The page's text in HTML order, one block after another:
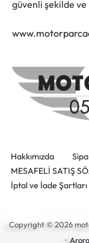
güvenli şekilde ve
Hakkımızda
MESAFELİ SATIŞ
İptal ve İade Şartları
Copyright © 2026
· Arora